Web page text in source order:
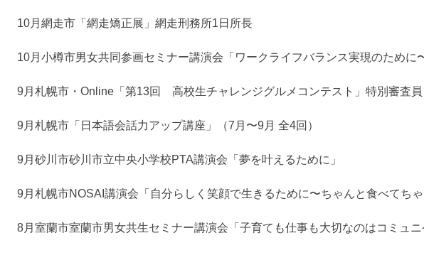
10月 網走市 「網走矯正展」網走刑務所1日所長
10月 小樽市男女共同参画セミナー講演会「ワークライフバランス実現のため
9月 札幌市・Online 「第13回 高校生チャレンジグルメコンテスト」特別審査員
9月 札幌市 「日本語会話力アップ講座」（7月〜9月 全4回）
9月 砂川市砂川市立中央小学校PTA講演会「夢を叶えるために」
9月 札幌市NOSAI講演会「自分らしく笑顔で生きるために〜ちゃんと食べてちゃ
8月 室蘭市室蘭市男女共生セミナー講演会「子育ても仕事も大切なのはコミュニ